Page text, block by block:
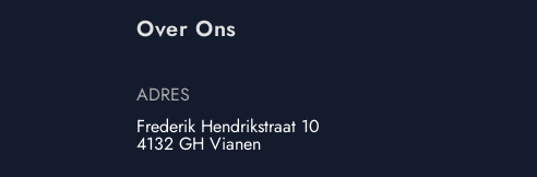
Over Ons
ADRES
Frederik Hendrikstraat 10
4132 GH Vianen